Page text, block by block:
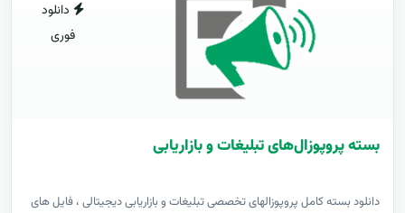
دانلود
فوری
بسته پروپوزال‌های تبلیغات و بازاریابی
دانلود بسته کامل پروپوزالهای تخصصی تبلیغات و بازاریابی دیجیتالی ، فایل های